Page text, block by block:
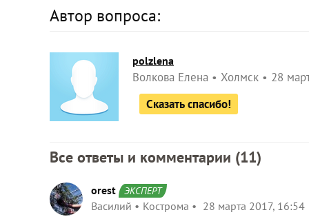
Автор вопроса:
polzlena
Волкова Елена Холмск
28
Сказать спасибо!
Все ответы и комментарии (11)
orest ЭКСПЕРТ
Василий Кострома 28 марта 2017, 16:54